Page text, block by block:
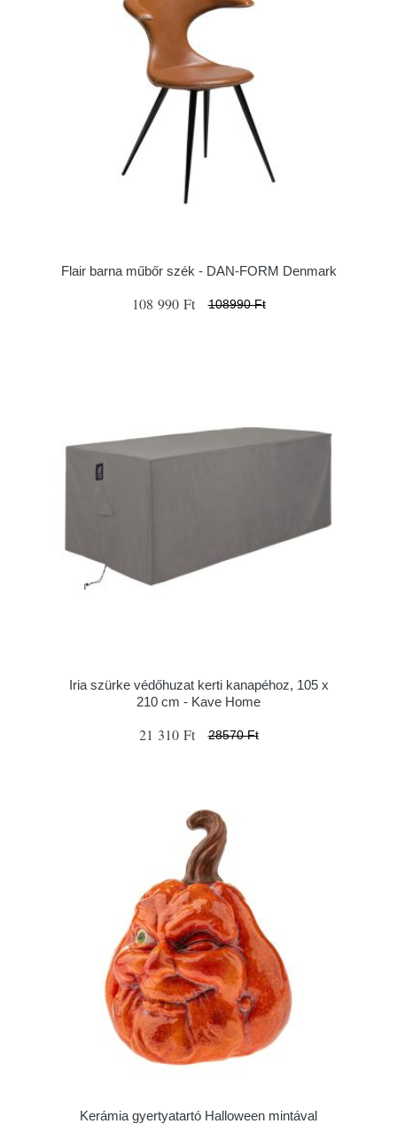
Flair barna műbőr szék - ​​​​​DAN-FORM Denmark
108 990 Ft 108990 Ft
Iria szürke védőhuzat kerti kanapéhoz, 105 x
210 cm - Kave Home
21 310 Ft 28570 Ft
Kerámia gyertyatartó Halloween mintával